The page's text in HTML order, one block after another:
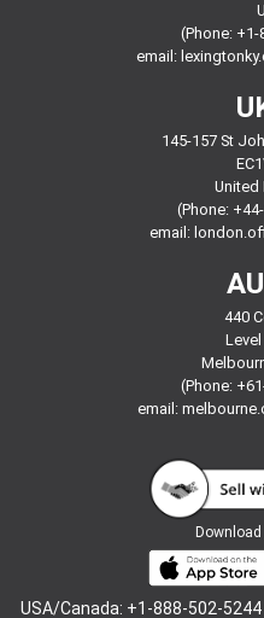
(Phone:
email:
145-157 St
United
(Phone:
email:
440
(Phone:
email:
Download
USA/Canada: +1-888-502-5244